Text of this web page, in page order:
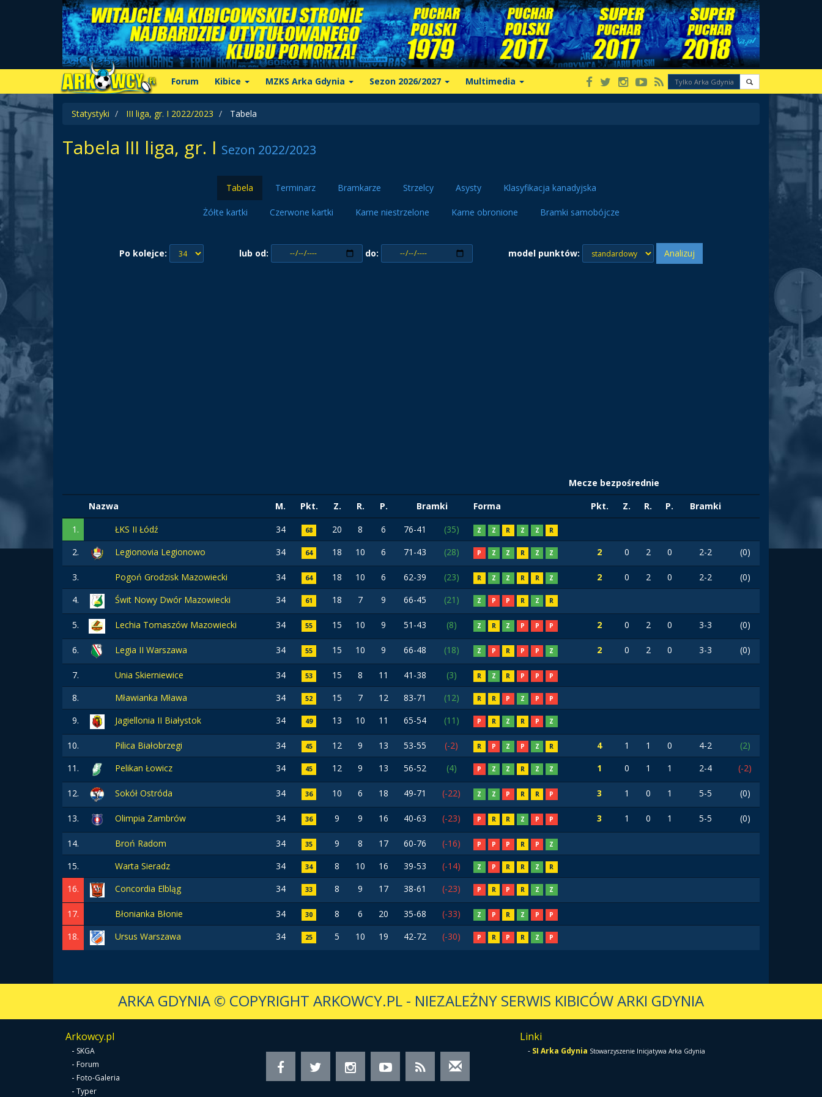
Forum Kibice MZKS Arka Gdynia Sezon 2026/2027 Multimedia
Statystyki III liga, gr. I 2022/2023 Tabela
Tabela III liga, gr. I Sezon 2022/2023
Tabela Terminarz Bramkarze Strzelcy Asysty Klasyfikacja kanadyjska
Żółte kartki Czerwone kartki Karne niestrzelone Karne obronione Bramki samobójcze
Po kolejce: lub od: do: model punktów: Analizuj
Mecze bezpośrednie
Nazwa
M. Pkt. Z. R. P. Bramki Forma Pkt. Z. R. P.
Bramki
1.
ŁKS II Łódź 34 68 20 8 6 76-41 (35) Z Z R Z Z R
2. Legionovia Legionowo 34 64 18 10 6 71-43 (28) P Z Z R Z Z 2 0 2 0 2-2 (0)
3. Pogoń Grodzisk Mazowiecki 34 64 18 10 6 62-39 (23) R Z Z R R Z 2 0 2 0 2-2
(0)
4.
Świt Nowy Dwór Mazowiecki 34 61 18 7 9 66-45 (21) Z P P R Z R
5. Lechia Tomaszów Mazowiecki 34 55 15 10 9 51-43 (8) Z R Z P P P 2 0 2 0 3-3 (0)
6. Legia II Warszawa 34 55 15 10 9 66-48 (18) Z P R P P Z 2 0 2 0 3-3 (0)
7. Unia Skierniewice 34 53 15 8 11 41-38 (3) R Z R P P P
8. Mławianka Mława 34 52 15 7 12 83-71 (12) R R P Z P P
9. Jagiellonia II Białystok 34 49 13 10 11 65-54 (11) P R Z R P Z
10. Pilica Białobrzegi 34 45 12 9 13 53-55 (-2) R P Z P Z R 4 1 1 0 4-2
(2)
11.
Pelikan Łowicz 34 45 12 9 13 56-52 (4) P Z Z R Z Z 1 0 1 1 2-4 (-2)
12. Sokół Ostróda 34 36 10 6 18 49-71 (-22) Z Z P R R P 3 1 0 1 5-5 (0)
13. Olimpia Zambrów 34 36 9 9 16 40-63 (-23) P R R Z P P 3 1 0 1 5-5 (0)
14. Broń Radom 34 35 9 8 17 60-76 (-16) P P P R P Z
15. Warta Sieradz 34 34 8 10 16 39-53 (-14) Z P R R Z R
16. Concordia Elbląg 34 33 8 9 17 38-61 (-23) P R P R Z Z
17. Błonianka Błonie 34 30 8 6 20 35-68 (-33) Z P R Z P P
18. Ursus Warszawa 34 25 5 10 19 42-72 (-30) P R P R Z P
ARKA GDYNIA© COPYRIGHT ARKOWCY.PL - NIEZALEŻNY SERWIS KIBICÓW ARKI GDYNIA
Arkowcy.pl
- SKGA
- Forum
- Foto-Galeria
- Typer
Linki
- SI Arka Gdynia Stowarzyszenie Inicjatywa Arka Gdynia